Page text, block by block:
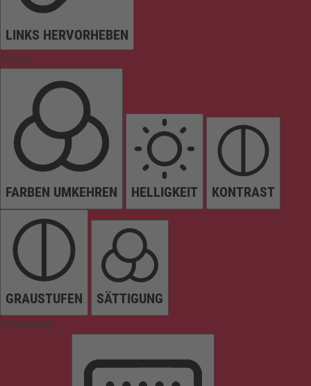
LINKS HERVORHEBEN
Farben
FARBEN UMKEHREN HELLIGKEIT KONTRAST
GRAUSTUFEN SÄTTIGUNG
Orientierung